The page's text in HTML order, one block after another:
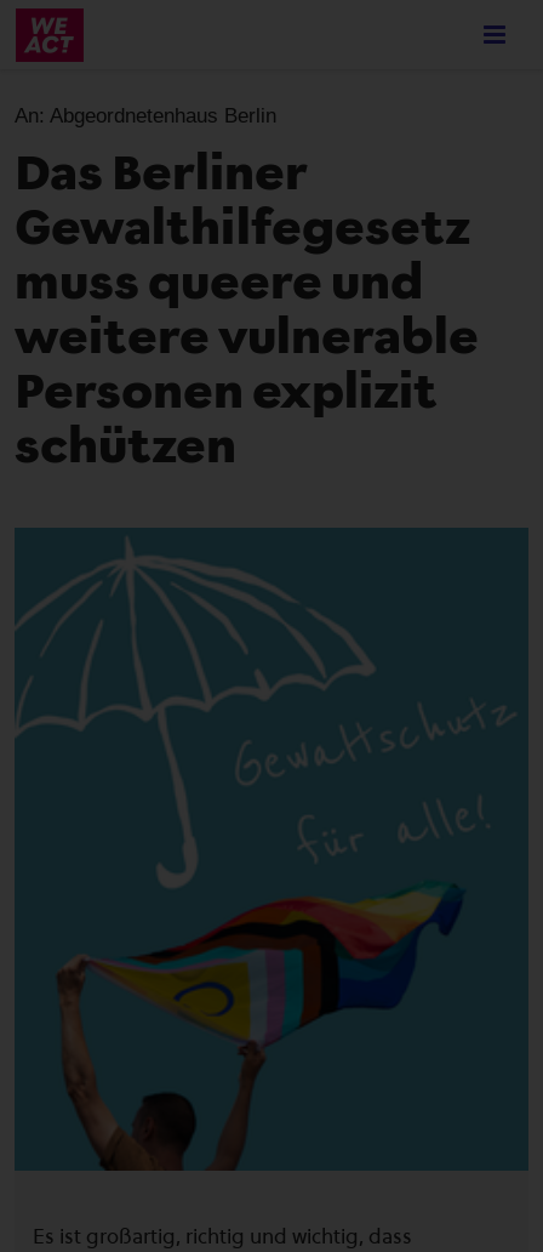
Skip
content
An: Abgeordnetenhaus Berlin
Das Berliner
Gewalthilfegesetz
muss queere und
weitere vulnerable
Personen explizit
schützen
Es ist großartig, richtig und wichtig, dass